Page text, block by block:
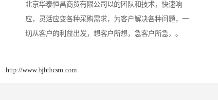
北京华泰恒昌商贸有限公司以的团队和技术，快速响
应，灵活应变各种采购需求，为客户解决各种问题，一
切从客户的利益出发，想客户所想，急客户所急，。
http://www.bjhthcsm.com